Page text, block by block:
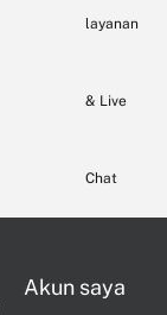
layanan
& Live
Chat
Akun saya